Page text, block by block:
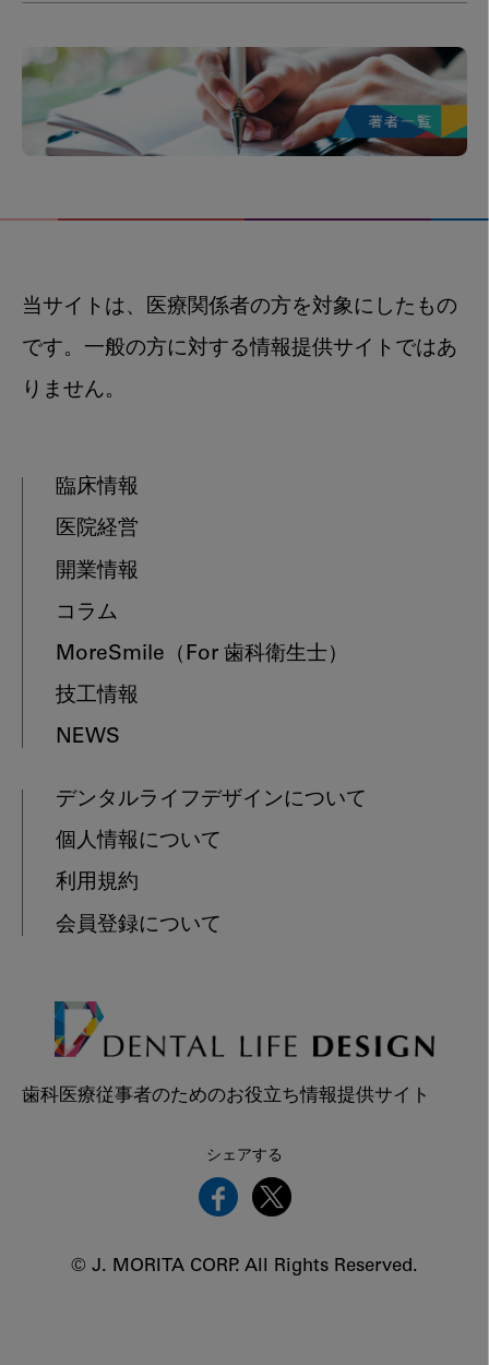
当サイトは、医療関係者の方を対象にしたもの
です。一般の方に対する情報提供サイトではあ
りません。
臨床情報
医院経営
開業情報
コラム
MoreSmile （For 歯科衛生士）
技工情報
NEWS
デンタルライフデザインについて
個人情報について
利用規約
会員登録について
歯科医療従事者のためのお役立ち情報提供サイト
シェアする
© J. MORITA CORP. All Rights Reserved.